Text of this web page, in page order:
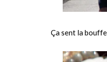
Ça sent la